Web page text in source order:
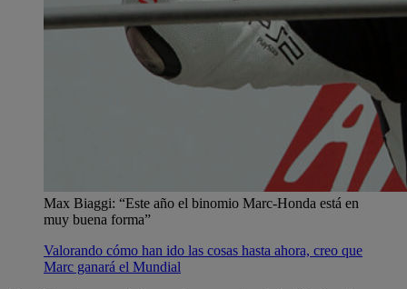
Max Biaggi: “Este año el binomio Marc-Honda está en
muy buena forma”
Valorando cómo han ido las cosas hasta ahora, creo que
Marc ganará el Mundial